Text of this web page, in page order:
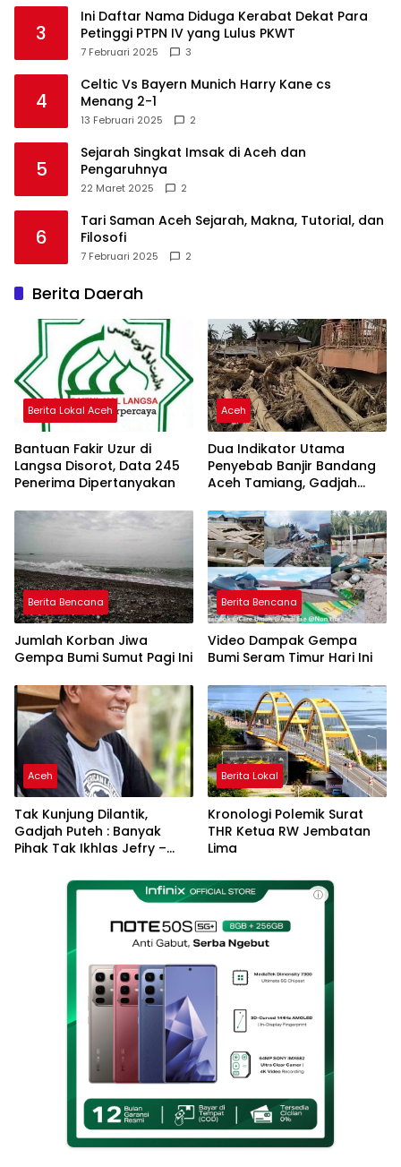
3
Ini Daftar Nama Diduga Kerabat Dekat Para
Petinggi PTPN IV yang Lulus PKWT
7 Februari 2025 3
4
Celtic Vs Bayern Munich Harry Kane cs
Menang 2-1
13 Februari 2025 2
5
Sejarah Singkat Imsak di Aceh dan
Pengaruhnya
22 Maret 2025 2
6
Tari Saman Aceh Sejarah, Makna, Tutorial, dan
Filosofi
7 Februari 2025 2
Berita Daerah
Berita Lokal Aceh
Bantuan Fakir Uzur di
Langsa Disorot, Data 245
Penerima Dipertanyakan
Aceh
Dua Indikator Utama
Penyebab Banjir Bandang
Aceh Tamiang, Gadjah
DAS
Berita Bencana
Jumlah Korban Jiwa
Gempa Bumi Sumut Pagi Ini
Berita Bencana
Video Dampak Gempa
Bumi Seram Timur Hari Ini
Aceh
Tak Kunjung Dilantik,
Gadjah Puteh : Banyak
Pihak Tak Ikhlas Jefry –
Berita Lokal
Kronologi Polemik Surat
THR Ketua RW Jembatan
Lima
ⓘ